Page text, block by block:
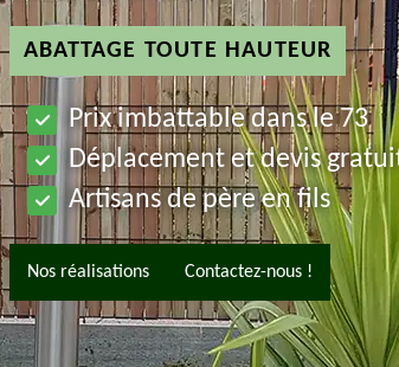
ABATTAGE TOUTE HAUTEUR
Prix imbattable dans le 73
Déplacement et devis
Artisans de père en fils
Nos réalisations Contactez-nous !